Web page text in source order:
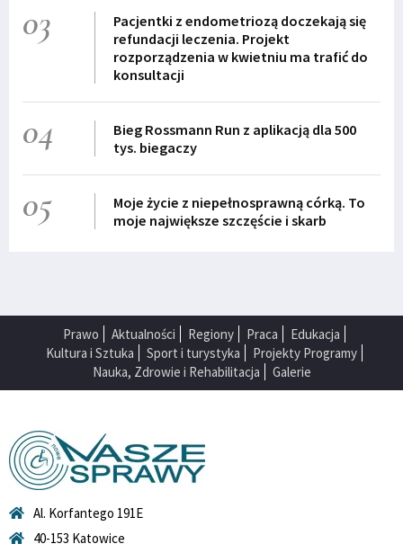
03
Pacjentki z endometriozą doczekają się
refundacji leczenia. Projekt
rozporządzenia w kwietniu ma trafić do
konsultacji
04
Bieg Rossmann Run z aplikacją dla 500
tys. biegaczy
05
Moje życie z niepełnosprawną córką. To
moje największe szczęście i skarb
Prawo Aktualności Regiony Praca
Edukacja
Kultura i Sztuka
Sport i turystyka
Projekty Programy
Nauka, Zdrowie i Rehabilitacja
Galerie
Al. Korfantego 191E
40-153 Katowice